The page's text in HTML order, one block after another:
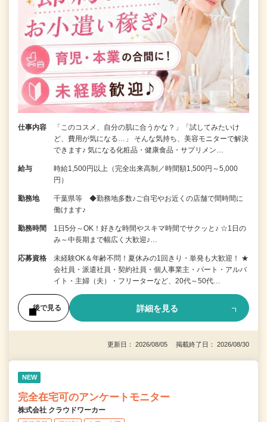
仕事内容
「このコスメ、自分の肌に合うかな？」「試してみたいけ
ど、費用が気になる…」 そんな気持ち、美容モニターで解決
できます♪ 気になる化粧品・健康食品・サプリメン…
給与
時給1,500円以上（完全出来高制／時間額1,500円～5,000
円）
勤務地
千葉県等 ◆勤務地多数♪ご自宅やお近くの店舗で間時間に
働けます♪
勤務時間
1日5分～OK！好きな時間やスキマ時間でサクッと♪ ☆1日の
み～中長期まで幅広く大歓迎♪…
応募資格
未経験OK＆年齢不問！夏休みの1回きり・単発も大歓迎！ ★
会社員・派遣社員・契約社員・個人事業主・パート・アルバ
イト・主婦（夫）・フリーターなど、20代～50代…
後で見る 詳細を見る
更新日： 2026/08/05 掲載終了日： 2026/08/30
NEW
完全在宅可のアンケートモニター
株式会社 クラウドワーカー